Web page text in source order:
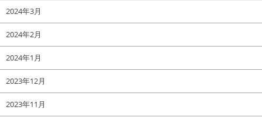
2024年3月
2024年2月
2024年1月
2023年12月
2023年11月